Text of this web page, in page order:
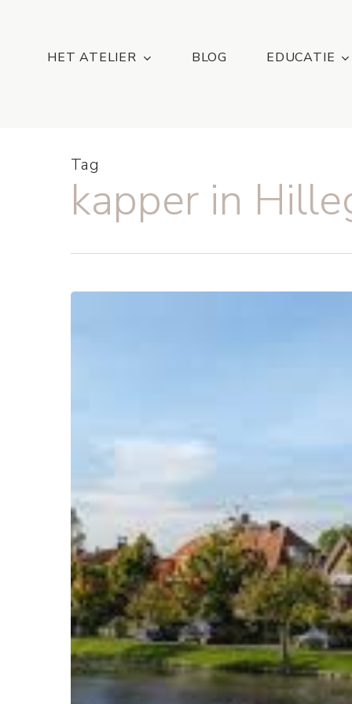
HET ATELIER BLOG EDUCATIE
Tag
kapper in
Atelier